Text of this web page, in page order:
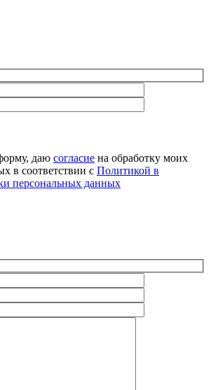
даю согласие на обработку моих
в соответствии с Политикой в
персональных данных